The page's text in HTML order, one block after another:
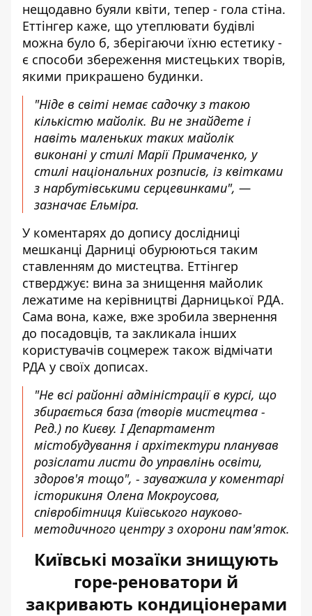
нещодавно буяли квіти, тепер - гола стіна.
Еттінгер каже, що утеплювати будівлі
можна було б, зберігаючи їхню естетику -
є способи збереження мистецьких творів,
якими прикрашено будинки.
"Ніде в світі немає садочку з такою
кількістю майолік. Ви не знайдете і
навіть маленьких таких майолік
виконані у стилі Марії Примаченко, у
стилі національних розписів, із квітками
з нарбутівськими серцевинками", —
зазначає Ельміра.
У коментарях до допису дослідниці
мешканці Дарниці обурюються таким
ставленням до мистецтва. Еттінгер
стверджує: вина за знищення майолик
лежатиме на керівництві Дарницької РДА.
Сама вона, каже, вже зробила звернення
до посадовців, та закликала інших
користувачів соцмереж також відмічати
РДА у своїх дописах.
"Не всі районні адміністрації в курсі, що
збирається база (творів мистецтва -
Ред.) по Києву. І Департамент
містобудування і архітектури планував
розіслати листи до управлінь освіти,
здоров'я тощо", - зауважила у коментарі
історикиня Олена Мокроусова,
співробітниця Київського науково-
методичного центру з охорони пам'яток.
Київські мозаїки знищують
горе-реноватори й
закривають кондиціонерами